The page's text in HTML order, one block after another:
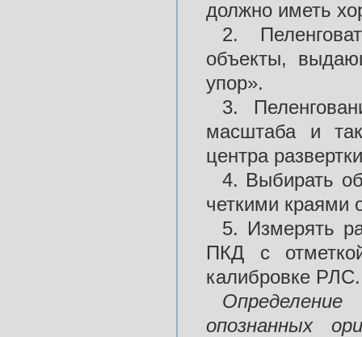
должно иметь
2.
объекты,
упор».
3.
масштаба и
центра
4. Выбирать
четкими краями
5. Измерять
ПКД с
калибровке РЛС.
опознанных